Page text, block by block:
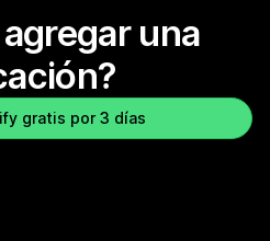
una
gratis por 3 días